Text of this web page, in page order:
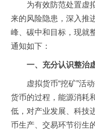
为有效防范处置虚
来的风险隐患，深入推
峰、碳中和目标，现就
通知如下：
一、充分认识整治
虚拟货币“挖矿”活
货币的过程，能源消耗
低，对产业发展、科技
币生产、交易环节衍生